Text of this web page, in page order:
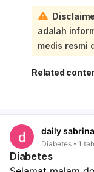
merupakan
terjadi pada
Untuk
kadar gula
beberapa
Pengelolaan
gula darah
Diet Sehat :
sangat
adalah
medis resmi
Related
daily sabrina
Diabetes 1
Diabetes